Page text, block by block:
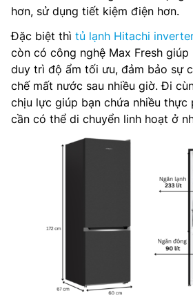
hơn, sử dụng tiết kiệm điện hơn.
Đặc biệt thì tủ lạnh Hitachi
còn có công nghệ Max Fresh giúp
duy trì độ ẩm tối ưu, đảm bảo sự
chế mất nước sau nhiều giờ. Đi
chịu lực giúp bạn chứa nhiều thực
cần có thể di chuyển linh hoạt ở